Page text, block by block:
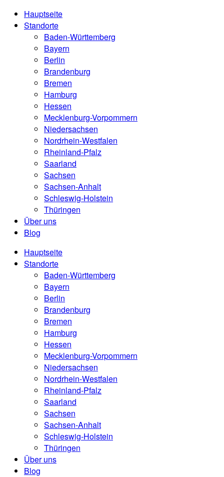
Hauptseite
Standorte
Baden-Württemberg
Bayern
Berlin
Brandenburg
Bremen
Hamburg
Hessen
Mecklenburg-Vorpommern
Niedersachsen
Nordrhein-Westfalen
Rheinland-Pfalz
Saarland
Sachsen
Sachsen-Anhalt
Schleswig-Holstein
Thüringen
Über uns
Blog
Hauptseite
Standorte
Baden-Württemberg
Bayern
Berlin
Brandenburg
Bremen
Hamburg
Hessen
Mecklenburg-Vorpommern
Niedersachsen
Nordrhein-Westfalen
Rheinland-Pfalz
Saarland
Sachsen
Sachsen-Anhalt
Schleswig-Holstein
Thüringen
Über uns
Blog